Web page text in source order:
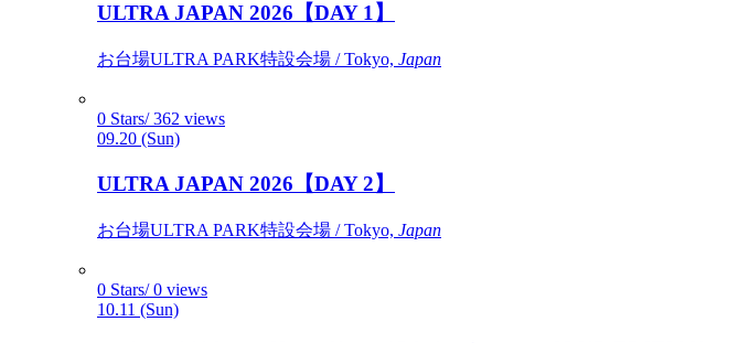
ULTRA JAPAN 2026【DAY 1】
お台場ULTRA PARK特設会場 / Tokyo, Japan
0 Stars/ 362 views
09.20 (Sun)
ULTRA JAPAN 2026【DAY 2】
お台場ULTRA PARK特設会場 / Tokyo, Japan
0 Stars/ 0 views
10.11 (Sun)